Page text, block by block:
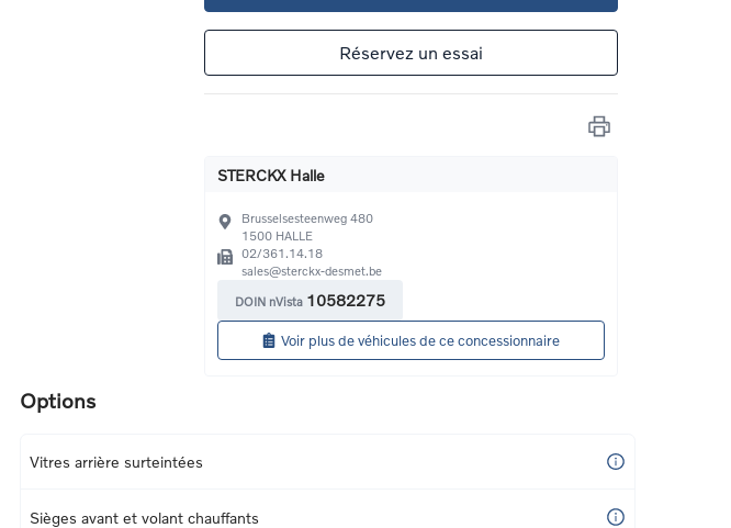
Trouver un distributeur
Réservez un essai
STERCKX Halle
Brusselsesteenweg 480
1500 HALLE
02/361.14.18
sales@sterckx-desmet.be
DOIN nVista 10582275
Voir plus de véhicules de ce concessionnaire
Options
Vitres arrière surteintées
Sièges avant et volant chauffants